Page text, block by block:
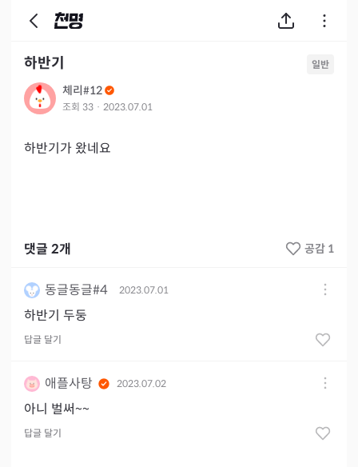
하반기 일반
체리#12
조회 33 · 2023.07.01
하반기가 왔네요
댓글 2개 공감 1
동글동글#4 2023.07.01
하반기 두둥
답글 달기
애플사탕 2023.07.02
아니 벌써~~
답글 달기